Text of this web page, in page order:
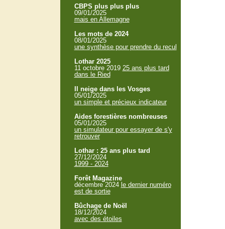
CBPS plus plus plus
09/01/2025
mais en Allemagne
Les mots de 2024
08/01/2025
une synthèse pour prendre du recul
Lothar 2025
11 octobre 2019 25 ans plus tard
dans le Ried
Il neige dans les Vosges
05/01/2025
un simple et précieux indicateur
Aides forestières nombreuses
05/01/2025
un simulateur pour essayer de s'y
retrouver
Lothar : 25 ans plus tard
27/12/2024
1999 - 2024
Forêt Magazine
décembre 2024 le dernier numéro
est de sortie
Bûchage de Noël
18/12/2024
avec des étoiles